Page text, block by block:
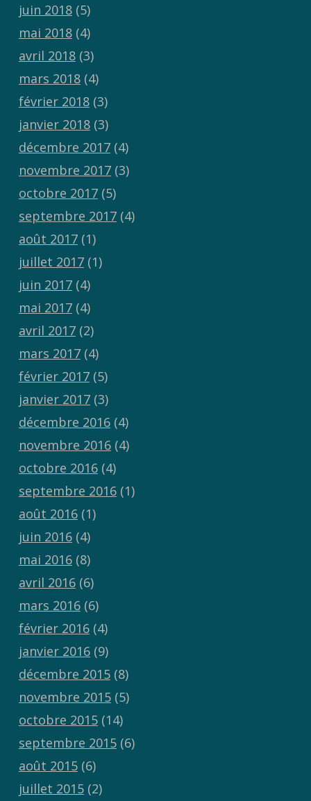
juin 2018(5)
mai 2018(4)
avril 2018(3)
mars 2018(4)
février 2018(3)
janvier 2018(3)
décembre 2017(4)
novembre 2017(3)
octobre 2017(5)
septembre 2017(4)
août 2017(1)
juillet 2017(1)
juin 2017(4)
mai 2017(4)
avril 2017(2)
mars 2017(4)
février 2017(5)
janvier 2017(3)
décembre 2016(4)
novembre 2016(4)
octobre 2016(4)
septembre 2016(1)
août 2016(1)
juin 2016(4)
mai 2016(8)
avril 2016(6)
mars 2016(6)
février 2016(4)
janvier 2016(9)
décembre 2015(8)
novembre 2015(5)
octobre 2015(14)
septembre 2015(6)
août 2015(6)
juillet 2015(2)